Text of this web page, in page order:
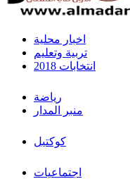
اخبار محلية
تربية وتعليم
انتخابات 2018
رياضة
منبر المدار
كوكتيل
اجتماعيات